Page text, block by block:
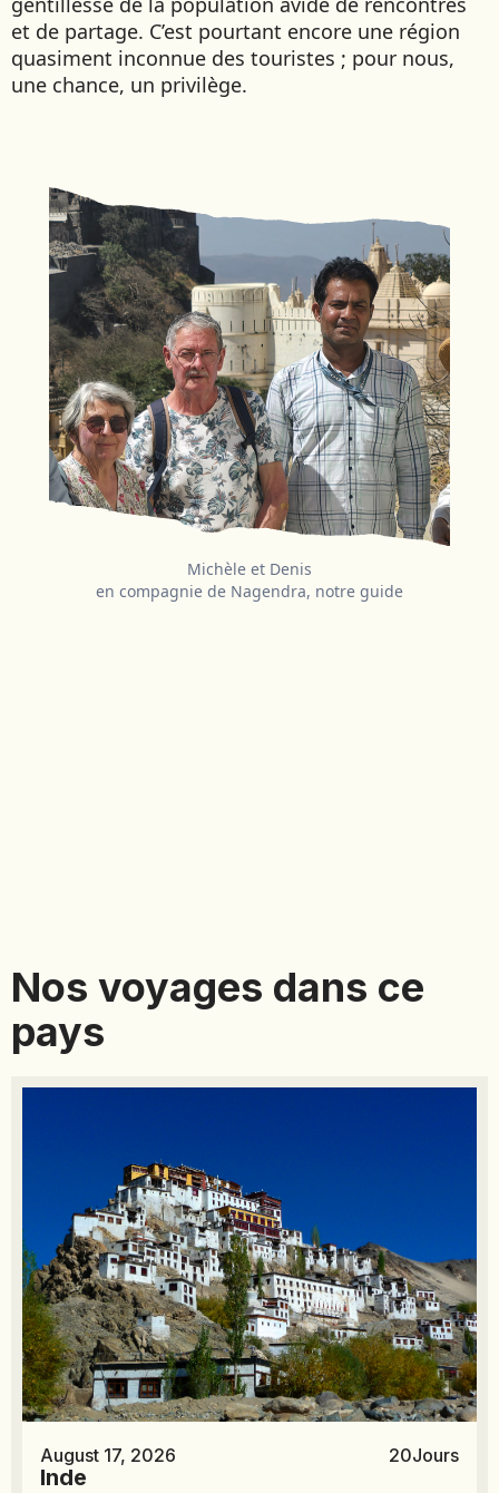
et de partage. C’est pourtant encore une région
quasiment inconnue des touristes ; pour nous,
une chance, un privilège.
Michèle et Denis
en compagnie de Nagendra, notre guide
Nos voyages dans ce
pays
August 17, 2026 20Jours
Inde